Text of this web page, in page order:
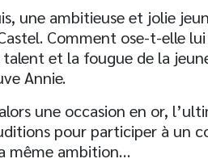
une ambitieuse et jolie
Comment ose-t-elle
et la fougue de la
Annie.
une occasion en or,
pour participer à un
même ambition…